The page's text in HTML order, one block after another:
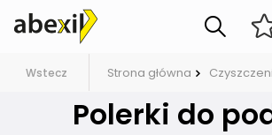
Wstecz Strona główna
Polerki do